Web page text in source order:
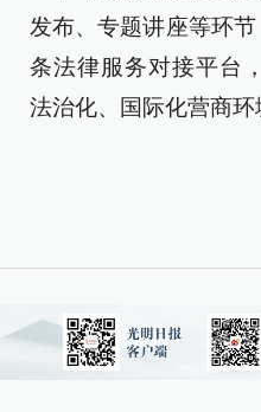
发布、专题讲座等环
条法律服务对接平台
法治化、国际化营商环